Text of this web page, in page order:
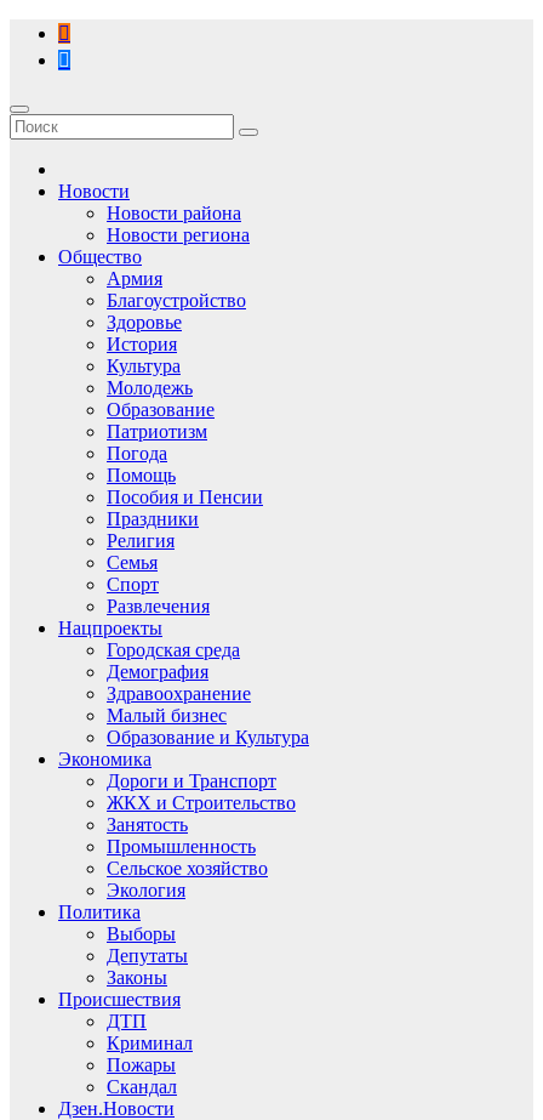
Перейти
содержимому
Новости
Новости района
Новости региона
Общество
Армия
Благоустройство
Здоровье
История
Культура
Молодежь
Образование
Патриотизм
Погода
Помощь
Пособия и Пенсии
Праздники
Религия
Семья
Спорт
Развлечения
Нацпроекты
Городская среда
Демография
Здравоохранение
Малый бизнес
Образование и Культура
Экономика
Дороги и Транспорт
ЖКХ и Строительство
Занятость
Промышленность
Сельское хозяйство
Экология
Политика
Выборы
Депутаты
Законы
Происшествия
ДТП
Криминал
Пожары
Скандал
Дзен.Новости